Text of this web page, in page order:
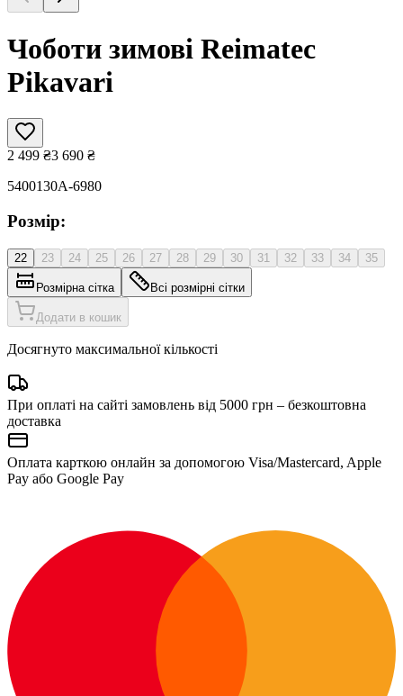
Чоботи зимові Reimatec
Pikavari
2 499 ₴3 690 ₴
5400130A-6980
Розмір:
22 23 24 25 26 27 28 29 30 31 32 33 34 35
Розмірна сітка Всі розмірні сітки
Додати в кошик
Досягнуто максимальної кількості
При оплаті на сайті замовлень від 5000 грн – безкоштовна
доставка
Оплата карткою онлайн за допомогою Visa/Mastercard, Apple
Pay або Google Pay